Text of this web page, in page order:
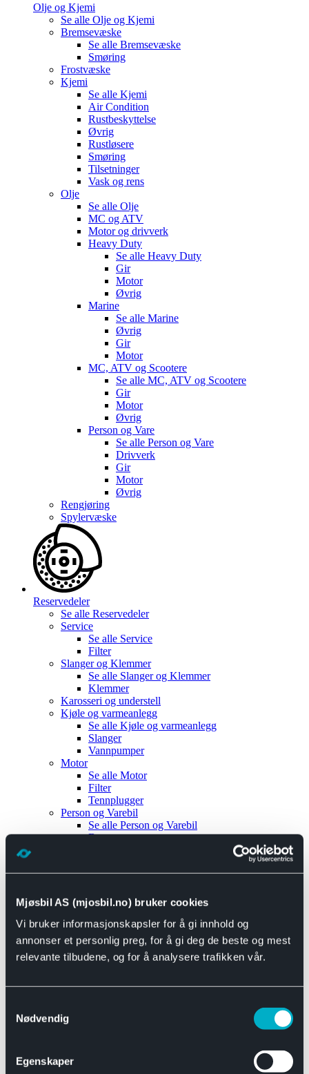
Mjøsbil AS (mjosbil.no) bruker cookies
Vi bruker informasjonskapsler for å gi innhold og
annonser et personlig preg, for å gi deg de beste og mest
relevante tilbudene, og for å analysere trafikken vår.
Nødvendig
Egenskaper
Olje og Kjemi
Se alle Olje og Kjemi
Bremsevæske
Se alle Bremsevæske
Smøring
Frostvæske
Kjemi
Se alle Kjemi
Air Condition
Rustbeskyttelse
Øvrig
Rustløsere
Smøring
Tilsetninger
Vask og rens
Olje
Se alle Olje
MC og ATV
Motor og drivverk
Heavy Duty
Se alle Heavy Duty
Gir
Motor
Øvrig
Marine
Se alle Marine
Øvrig
Gir
Motor
MC, ATV og Scootere
Se alle MC, ATV og Scootere
Gir
Motor
Øvrig
Person og Vare
Se alle Person og Vare
Drivverk
Gir
Motor
Øvrig
Rengjøring
Spylervæske
Reservedeler
Se alle Reservedeler
Service
Se alle Service
Filter
Slanger og Klemmer
Se alle Slanger og Klemmer
Klemmer
Karosseri og understell
Kjøle og varmeanlegg
Se alle Kjøle og varmeanlegg
Slanger
Vannpumper
Motor
Se alle Motor
Filter
Tennplugger
Person og Varebil
Se alle Person og Varebil
Brems
Motor og drivverk
Se alle Universal
Bremsedeler
Se alle Bremsedeler
Bremsenippler
Drivline og motor
Se alle Drivline og motor
Eksosanlegg